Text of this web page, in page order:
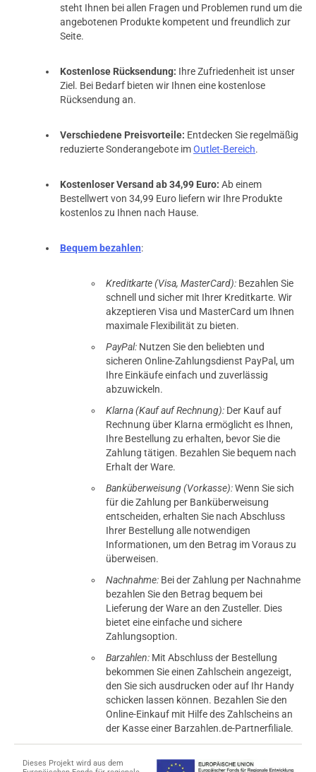
steht Ihnen bei allen Fragen und Problemen rund um die
angebotenen Produkte kompetent und freundlich zur
Seite.
Kostenlose Rücksendung: Ihre Zufriedenheit ist unser
Ziel. Bei Bedarf bieten wir Ihnen eine kostenlose
Rücksendung an.
Verschiedene Preisvorteile: Entdecken Sie regelmäßig
reduzierte Sonderangebote imOutlet-Bereich.
Kostenloser Versand ab 34,99 Euro: Ab einem
Bestellwert von 34,99 Euro liefern wir Ihre Produkte
kostenlos zu Ihnen nach Hause.
Bequem bezahlen:
Kreditkarte (Visa, MasterCard): Bezahlen Sie
schnell und sicher mit Ihrer Kreditkarte. Wir
akzeptieren Visa und MasterCard um Ihnen
maximale Flexibilität zu bieten.
PayPal: Nutzen Sie den beliebten und
sicheren Online-Zahlungsdienst PayPal, um
Ihre Einkäufe einfach und zuverlässig
abzuwickeln.
Klarna (Kauf auf Rechnung): Der Kauf auf
Rechnung über Klarna ermöglicht es Ihnen,
Ihre Bestellung zu erhalten, bevor Sie die
Zahlung tätigen. Bezahlen Sie bequem nach
Erhalt der Ware.
Banküberweisung (Vorkasse):Wenn Sie sich
für die Zahlung per Banküberweisung
entscheiden, erhalten Sie nach Abschluss
Ihrer Bestellung alle notwendigen
Informationen, um den Betrag im Voraus zu
überweisen.
Nachnahme: Bei der Zahlung per Nachnahme
bezahlen Sie den Betrag bequem bei
Lieferung der Ware an den Zusteller. Dies
bietet eine einfache und sichere
Zahlungsoption.
Barzahlen: Mit Abschluss der Bestellung
bekommen Sie einen Zahlschein angezeigt,
den Sie sich ausdrucken oder auf Ihr Handy
schicken lassen können. Bezahlen Sie den
Online-Einkauf mit Hilfe des Zahlscheins an
der Kasse einer Barzahlen.de-Partnerfiliale.
Dieses Projekt wird aus dem